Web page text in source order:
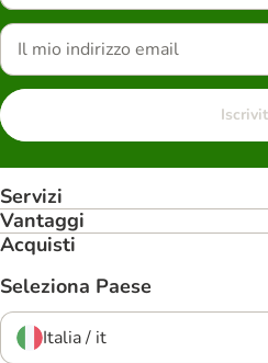
Servizi
Vantaggi
Acquisti
Seleziona Paese
Italia / it